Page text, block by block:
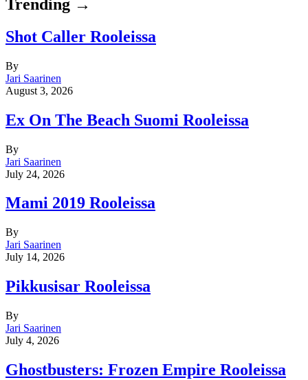
Trending →
Shot Caller Rooleissa
By
Jari Saarinen
August 3, 2026
Ex On The Beach Suomi Rooleissa
By
Jari Saarinen
July 24, 2026
Mami 2019 Rooleissa
By
Jari Saarinen
July 14, 2026
Pikkusisar Rooleissa
By
Jari Saarinen
July 4, 2026
Ghostbusters: Frozen Empire Rooleissa